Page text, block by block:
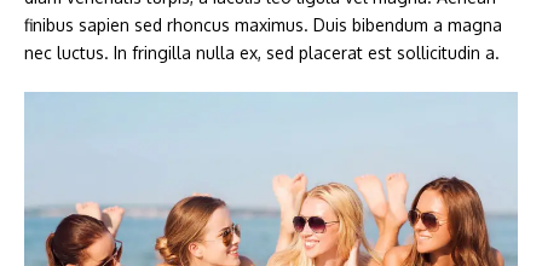
finibus sapien sed rhoncus maximus. Duis bibendum a magna
nec luctus. In fringilla nulla ex, sed placerat est sollicitudin a.